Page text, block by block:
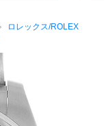
ロレックス/ROLEX